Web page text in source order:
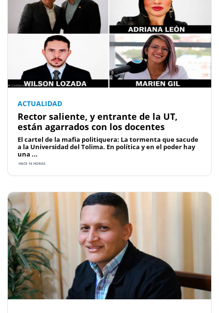
ACTUALIDAD
Rector saliente, y entrante de la UT,
están agarrados con los docentes
El cartel de la mafia politiquera: La tormenta que sacude
a la Universidad del Tolima. En política y en el poder hay
una ...
HACE 16 HORAS